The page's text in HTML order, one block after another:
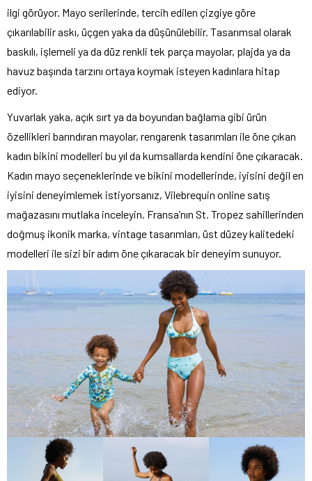
ilgi görüyor. Mayo serilerinde, tercih edilen çizgiye göre
çıkarılabilir askı, üçgen yaka da düşünülebilir. Tasarımsal olarak
baskılı, işlemeli ya da düz renkli tek parça mayolar, plajda ya da
havuz başında tarzını ortaya koymak isteyen kadınlara hitap
ediyor.
Yuvarlak yaka, açık sırt ya da boyundan bağlama gibi ürün
özellikleri barındıran mayolar, rengarenk tasarımları ile öne çıkan
kadın bikini modelleri bu yıl da kumsallarda kendini öne çıkaracak.
Kadın mayo seçeneklerinde ve bikini modellerinde, iyisini değil en
iyisini deneyimlemek istiyorsanız, Vilebrequin online satış
mağazasını mutlaka inceleyin. Fransa’nın St. Tropez sahillerinden
doğmuş ikonik marka, vintage tasarımları, üst düzey kalitedeki
modelleri ile sizi bir adım öne çıkaracak bir deneyim sunuyor.